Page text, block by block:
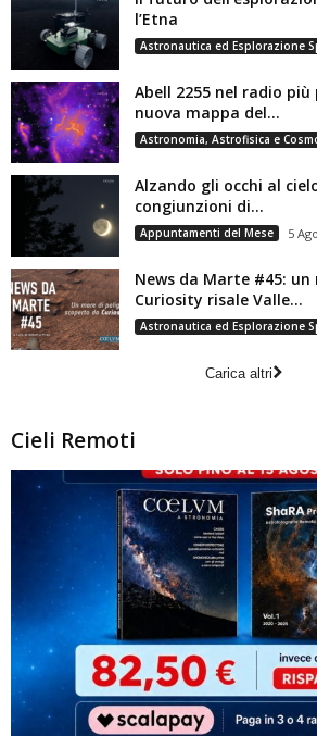
l’Etna
Astronautica ed Esplorazione
Abell 2255 nel radio
nuova mappa del...
Astronomia, Astrofisica e
Alzando gli occhi al
congiunzioni di...
Appuntamenti del Mese 5
News da Marte #45:
Curiosity risale Valle...
Astronautica ed Esplorazione
Carica altri
Cieli Remoti